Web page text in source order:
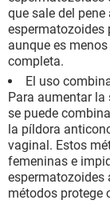
que sale del
espermatozoides
aunque es
completa.
El uso
Para aumentar la
se puede
la píldora
vaginal. Estos
femeninas e
espermatozoides
métodos protege